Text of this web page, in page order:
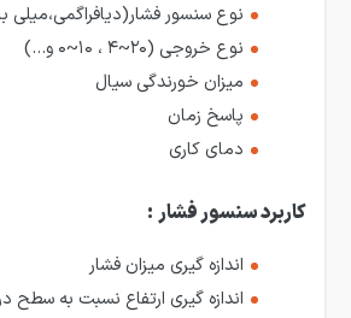
نوع سنسور فشار(دیافراگمی،میلی
نوع خروجی (۲۰~۴ ، ۱۰~۰ و…)
میزان خورندگی سیال
پاسخ زمان
دمای کاری
کاربرد سنسور فشار :
اندازه گیری میزان فشار
اندازه گیری ارتفاع نسبت به سطح